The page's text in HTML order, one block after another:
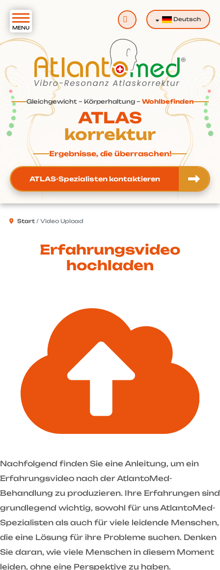
Gleichgewicht – Körperhaltung – Wohlbefinden
ATLAS
korrektur
Ergebnisse, die überraschen!
ATLAS-Spezialisten kontaktieren
Suchen Deutsch
Start Video Upload
Erfahrungsvideo
hochladen
Nachfolgend finden Sie eine Anleitung, um ein
Erfahrungsvideo nach der AtlantoMed-
Behandlung zu produzieren. Ihre Erfahrungen sind
grundlegend wichtig, sowohl für uns AtlantoMed-
Spezialisten als auch für viele leidende Menschen,
die eine Lösung für ihre Probleme suchen. Denken
Sie daran, wie viele Menschen in diesem Moment
leiden, ohne eine Perspektive zu haben.